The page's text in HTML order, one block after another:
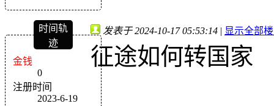
时间轨
迹
金钱
0
注册时间
2023-6-19
发表于 2024-10-17 05:53:14 | 显示全部
征途如何转国家